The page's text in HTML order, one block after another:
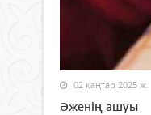
02 қаңтар 2025 ж.
Әженің ашуы